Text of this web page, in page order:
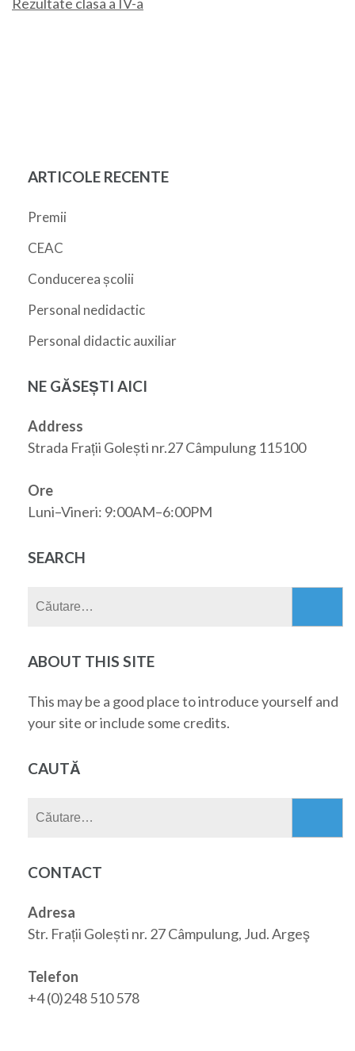
ARTICOLE RECENTE
Premii
CEAC
Conducerea școlii
Personal nedidactic
Personal didactic auxiliar
NE GĂSEȘTI AICI
Address
Strada Frații Golești nr.27 Câmpulung 115100
Ore
Luni–Vineri: 9:00AM–6:00PM
SEARCH
ABOUT THIS SITE
This may be a good place to introduce yourself and
your site or include some credits.
CAUTĂ
CONTACT
Adresa
Str. Frații Golești nr. 27 Câmpulung, Jud. Argeş
Telefon
+4 (0)248 510 578